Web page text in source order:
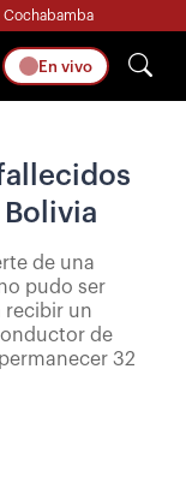
Cochabamba
En vivo
de una
pudo ser
recibir un
de
32